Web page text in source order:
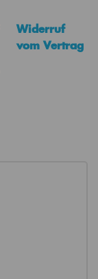
Widerruf
vom Vertrag